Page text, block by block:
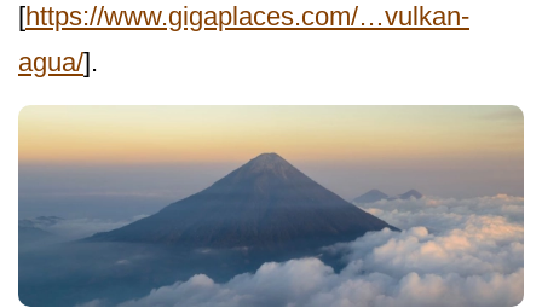
[https://www.gigaplaces.com/…vulkan-
agua/].